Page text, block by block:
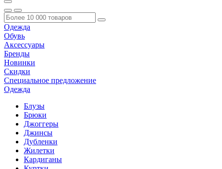
Одежда
Обувь
Аксессуары
Бренды
Новинки
Скидки
Специальное предложение
Одежда
Блузы
Брюки
Джоггеры
Джинсы
Дубленки
Жилетки
Кардиганы